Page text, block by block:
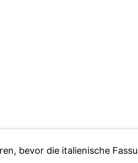
bevor die italienische